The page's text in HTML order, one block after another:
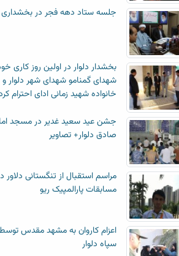
جلسه ستاد دهه فجر در بخشداری
بخشدار دلوار در اولین روز کاری
شهدای گمنامو شهدای شهر دلوار و
خانواده شهید زمانی ادای احترام
جشن عید سعید غدیر در مسجد
صادق دلوار+ تصاویر
مراسم استقبال از تنگستانی دلاور
مسابقات پارالمپیک ریو
اعزام کاروان به مشهد مقدس
سپاه دلوار